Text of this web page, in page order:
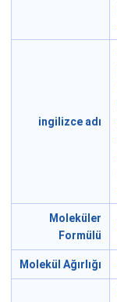
ingilizce adı
Moleküler
Formülü
Molekül Ağırlığı